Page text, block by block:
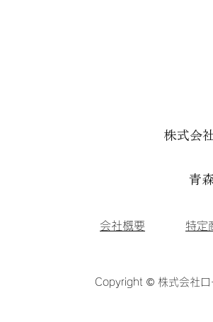
株式会
青
会社概要 特定
Copyright © 株式会社